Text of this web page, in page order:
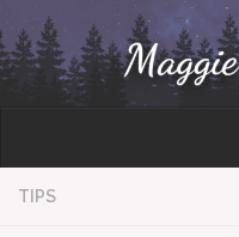
Bajo el contenido
TIPS